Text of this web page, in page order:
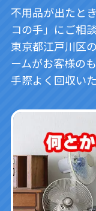
不用品が出たと
コの手」にご相
東京都江戸川区
ームがお客様の
手際よく回収い